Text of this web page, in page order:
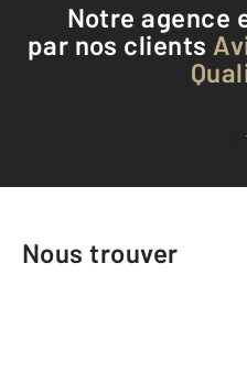
Notre agence
par nos clients
Voir tous
Nous trouver